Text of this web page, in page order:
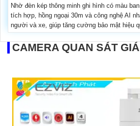
Nhờ đèn kép thông minh ghi hình có màu
tích hợp, hồng ngoại 30m và công nghệ AI
người và xe, giúp tăng cường bảo mật hiệu
CAMERA QUAN SÁT